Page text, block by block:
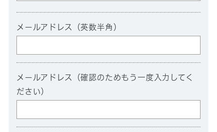
メールアドレス（英数半角）
メールアドレス（確認のためもう一度入力してく
ださい）